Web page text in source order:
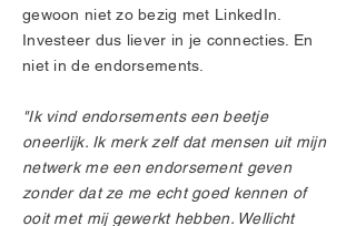
gewoon niet zo bezig met LinkedIn.
Investeer dus liever in je connecties. En
niet in de endorsements.
"Ik vind endorsements een beetje
oneerlijk. Ik merk zelf dat mensen uit mijn
netwerk me een endorsement geven
zonder dat ze me echt goed kennen of
ooit met mij gewerkt hebben. Wellicht